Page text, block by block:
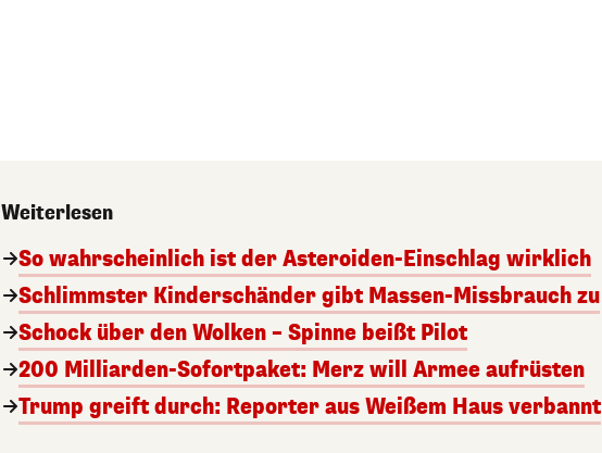
Weiterlesen
So wahrscheinlich ist der Asteroiden-Einschlag wirklich
Schlimmster Kinderschänder gibt Massen-Missbrauch zu
Schock über den Wolken – Spinne beißt Pilot
200 Milliarden-Sofortpaket: Merz will Armee aufrüsten
Trump greift durch: Reporter aus Weißem Haus verbannt